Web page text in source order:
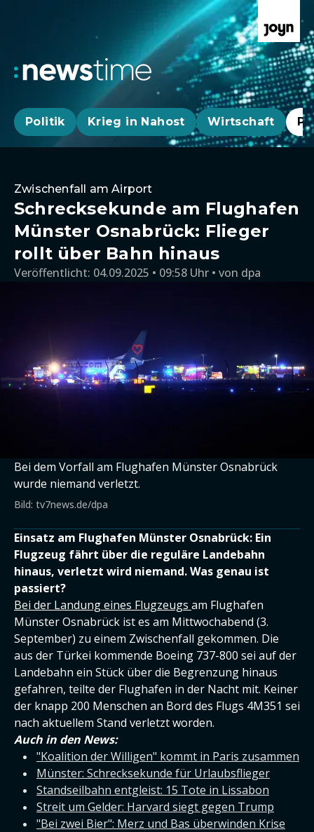
Politik Krieg in Nahost Wirtschaft
Zwischenfall am Airport
Schrecksekunde am Flughafen
Münster Osnabrück: Flieger
rollt über Bahn hinaus
Veröffentlicht: 04.09.2025 • 09:58 Uhr von dpa
Bei dem Vorfall am Flughafen Münster Osnabrück
wurde niemand verletzt.
Bild: tv7news.de/dpa
Einsatz am Flughafen Münster Osnabrück: Ein
Flugzeug fährt über die reguläre Landebahn
hinaus, verletzt wird niemand. Was genau ist
passiert?
Bei der Landung eines Flugzeugs am Flughafen
Münster Osnabrück ist es am Mittwochabend (3.
September) zu einem Zwischenfall gekommen. Die
aus der Türkei kommende Boeing 737-800 sei auf der
Landebahn ein Stück über die Begrenzung hinaus
gefahren, teilte der Flughafen in der Nacht mit. Keiner
der knapp 200 Menschen an Bord des Flugs 4M351 sei
nach aktuellem Stand verletzt worden.
Auch in den News:
"Koalition der Willigen" kommt in Paris zusammen
Münster: Schrecksekunde für Urlaubsflieger
Standseilbahn entgleist: 15 Tote in Lissabon
Streit um Gelder: Harvard siegt gegen Trump
"Bei zwei Bier": Merz und Bas überwinden Krise